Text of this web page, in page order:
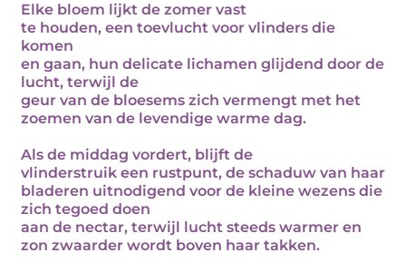
Elke bloem lijkt de zomer vast
te houden, een toevlucht voor vlinders die
komen
en gaan, hun delicate lichamen glijdend door de
lucht, terwijl de
geur van de bloesems zich vermengt met het
zoemen van de levendige warme dag.
Als de middag vordert, blijft de
vlinderstruik een rustpunt, de schaduw van haar
bladeren uitnodigend voor de kleine wezens die
zich tegoed doen
aan de nectar, terwijl lucht steeds warmer en
zon zwaarder wordt boven haar takken.